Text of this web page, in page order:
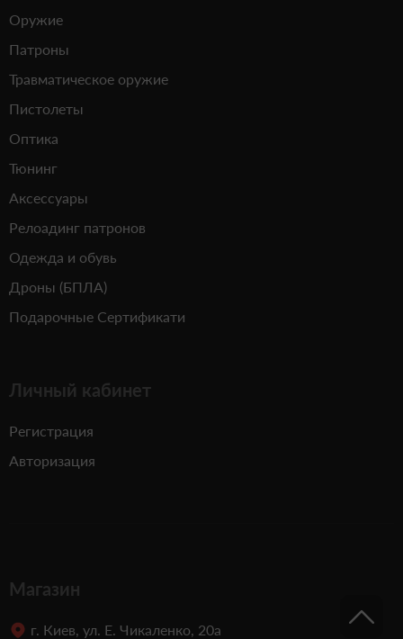
Оружие
Патроны
Травматическое оружие
Пистолеты
Оптика
Тюнинг
Аксессуары
Релоадинг патронов
Одежда и обувь
Дроны (БПЛА)
Подарочные Сертификати
Личный кабинет
Регистрация
Авторизация
Магазин
г. Киев, ул. Е. Чикаленко, 20а